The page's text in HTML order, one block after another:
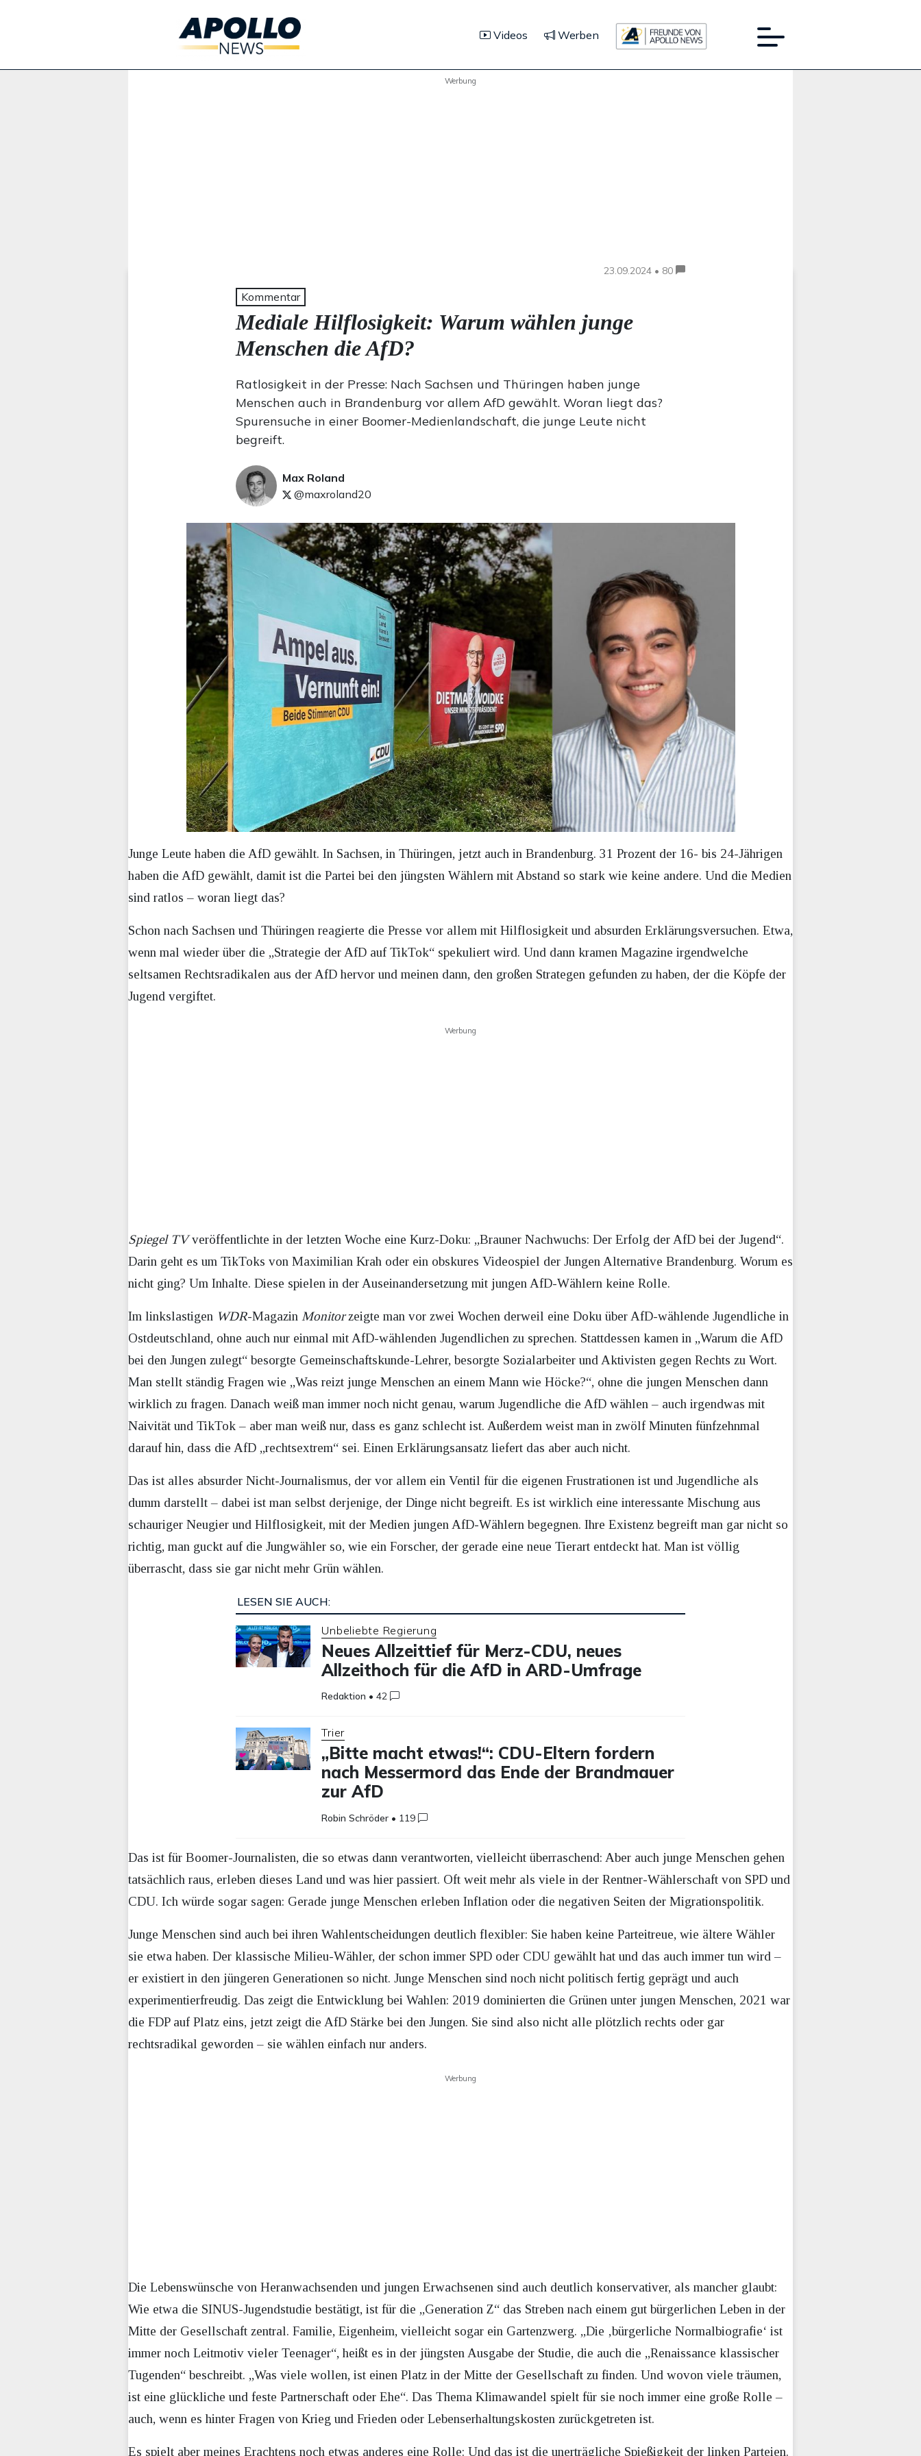
Videos Werben
Werbung
23.09.2024 • 80
Kommentar
Mediale Hilflosigkeit: Warum wählen junge
Menschen die AfD?
Ratlosigkeit in der Presse: Nach Sachsen und Thüringen haben junge
Menschen auch in Brandenburg vor allem AfD gewählt. Woran liegt das?
Spurensuche in einer Boomer-Medienlandschaft, die junge Leute nicht
begreift.
Max Roland
@maxroland20
Junge Leute haben die AfD gewählt. In Sachsen, in Thüringen, jetzt auch in Brandenburg. 31 Prozent der 16- bis 24-Jährigen
haben die AfD gewählt, damit ist die Partei bei den jüngsten Wählern mit Abstand so stark wie keine andere. Und die Medien
sind ratlos – woran liegt das?
Schon nach Sachsen und Thüringen reagierte die Presse vor allem mit Hilflosigkeit und absurden Erklärungsversuchen. Etwa,
wenn mal wieder über die „Strategie der AfD auf TikTok“ spekuliert wird. Und dann kramen Magazine irgendwelche
seltsamen Rechtsradikalen aus der AfD hervor und meinen dann, den großen Strategen gefunden zu haben, der die Köpfe der
Jugend vergiftet.
Werbung
Spiegel TVveröffentlichte in der letzten Woche eine Kurz-Doku: „Brauner Nachwuchs: Der Erfolg der AfD bei der Jugend“.
Darin geht es um TikToks von Maximilian Krah oder ein obskures Videospiel der Jungen Alternative Brandenburg. Worum es
nicht ging? Um Inhalte. Diese spielen in der Auseinandersetzung mit jungen AfD-Wählern keine Rolle.
Im linkslastigen WDR-Magazin Monitorzeigte man vor zwei Wochen derweil eine Doku über AfD-wählende Jugendliche in
Ostdeutschland, ohne auch nur einmal mit AfD-wählenden Jugendlichen zu sprechen. Stattdessen kamen in „Warum die AfD
bei den Jungen zulegt“ besorgte Gemeinschaftskunde-Lehrer, besorgte Sozialarbeiter und Aktivisten gegen Rechts zu Wort.
Man stellt ständig Fragen wie „Was reizt junge Menschen an einem Mann wie Höcke?“, ohne die jungen Menschen dann
wirklich zu fragen. Danach weiß man immer noch nicht genau, warum Jugendliche die AfD wählen – auch irgendwas mit
Naivität und TikTok – aber man weiß nur, dass es ganz schlecht ist. Außerdem weist man in zwölf Minuten fünfzehnmal
darauf hin, dass die AfD „rechtsextrem“ sei. Einen Erklärungsansatz liefert das aber auch nicht.
Das ist alles absurder Nicht-Journalismus, der vor allem ein Ventil für die eigenen Frustrationen ist und Jugendliche als
dumm darstellt – dabei ist man selbst derjenige, der Dinge nicht begreift. Es ist wirklich eine interessante Mischung aus
schauriger Neugier und Hilflosigkeit, mit der Medien jungen AfD-Wählern begegnen. Ihre Existenz begreift man gar nicht so
richtig, man guckt auf die Jungwähler so, wie ein Forscher, der gerade eine neue Tierart entdeckt hat. Man ist völlig
überrascht, dass sie gar nicht mehr Grün wählen.
LESEN SIE AUCH:
Unbeliebte Regierung
Neues Allzeittief für Merz-CDU, neues
Allzeithoch für die AfD in ARD-Umfrage
Redaktion •42
Trier
„Bitte macht etwas!“: CDU-Eltern fordern
nach Messermord das Ende der Brandmauer
zur AfD
Robin Schröder • 119
Das ist für Boomer-Journalisten, die so etwas dann verantworten, vielleicht überraschend: Aber auch junge Menschen gehen
tatsächlich raus, erleben dieses Land und was hier passiert. Oft weit mehr als viele in der Rentner-Wählerschaft von SPD und
CDU. Ich würde sogar sagen: Gerade junge Menschen erleben Inflation oder die negativen Seiten der Migrationspolitik.
Junge Menschen sind auch bei ihren Wahlentscheidungen deutlich flexibler: Sie haben keine Parteitreue, wie ältere Wähler
sie etwa haben. Der klassische Milieu-Wähler, der schon immer SPD oder CDU gewählt hat und das auch immer tun wird –
er existiert in den jüngeren Generationen so nicht. Junge Menschen sind noch nicht politisch fertig geprägt und auch
experimentierfreudig. Das zeigt die Entwicklung bei Wahlen: 2019 dominierten die Grünen unter jungen Menschen, 2021 war
die FDP auf Platz eins, jetzt zeigt die AfD Stärke bei den Jungen. Sie sind also nicht alle plötzlich rechts oder gar
rechtsradikal geworden – sie wählen einfach nur anders.
Werbung
Die Lebenswünsche von Heranwachsenden und jungen Erwachsenen sind auch deutlich konservativer, als mancher glaubt:
Wie etwa die SINUS-Jugendstudie bestätigt, ist für die „Generation Z“ das Streben nach einem gut bürgerlichen Leben in der
Mitte der Gesellschaft zentral. Familie, Eigenheim, vielleicht sogar ein Gartenzwerg. „Die ‚bürgerliche Normalbiografie‘ ist
immer noch Leitmotiv vieler Teenager“, heißt es in der jüngsten Ausgabe der Studie, die auch die „Renaissance klassischer
Tugenden“ beschreibt. „Was viele wollen, ist einen Platz in der Mitte der Gesellschaft zu finden. Und wovon viele träumen,
ist eine glückliche und feste Partnerschaft oder Ehe“. Das Thema Klimawandel spielt für sie noch immer eine große Rolle –
auch, wenn es hinter Fragen von Krieg und Frieden oder Lebenserhaltungskosten zurückgetreten ist.
Es spielt aber meines Erachtens noch etwas anderes eine Rolle: Und das ist die unerträgliche Spießigkeit der linken Parteien.